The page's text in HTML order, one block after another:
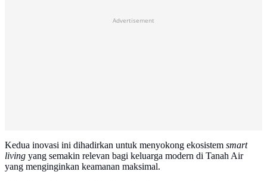
Advertisement
Kedua inovasi ini dihadirkan untuk menyokong ekosistem smart
living yang semakin relevan bagi keluarga modern di Tanah Air
yang menginginkan keamanan maksimal.